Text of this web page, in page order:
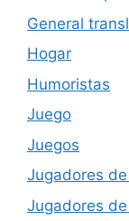
General
Hogar
Humoristas
Juego
Juegos
Jugadores
Jugadores